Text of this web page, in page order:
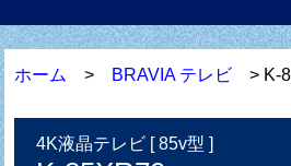
ホーム > BRAVIA テレビ > K-
4K液晶テレビ [ 85v型 ]